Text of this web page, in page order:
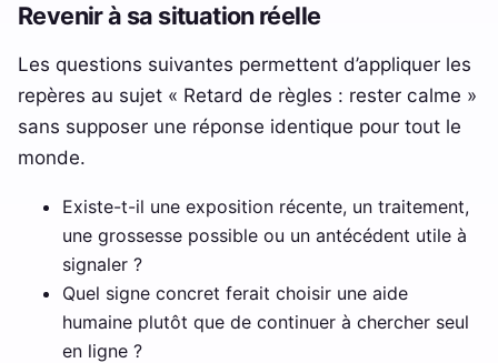
Revenir à sa situation réelle
Les questions suivantes permettent d’appliquer les
repères au sujet « Retard de règles : rester calme »
sans supposer une réponse identique pour tout le
monde.
Existe-t-il une exposition récente, un traitement,
une grossesse possible ou un antécédent utile à
signaler ?
Quel signe concret ferait choisir une aide
humaine plutôt que de continuer à chercher seul
en ligne ?